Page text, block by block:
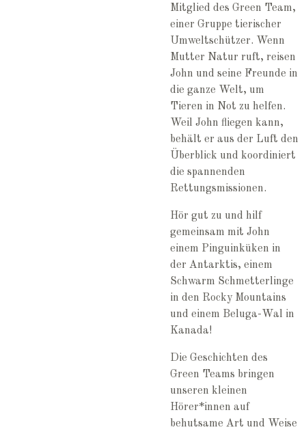
Mitglied des Green Team,
einer Gruppe tierischer
Umweltschützer. Wenn
Mutter Natur ruft, reisen
John und seine Freunde in
die ganze Welt, um
Tieren in Not zu helfen.
Weil John fliegen kann,
behält er aus der Luft den
Überblick und koordiniert
die spannenden
Rettungsmissionen.
Hör gut zu und hilf
gemeinsam mit John
einem Pinguinküken in
der Antarktis, einem
Schwarm Schmetterlinge
in den Rocky Mountains
und einem Beluga-Wal in
Kanada!
Die Geschichten des
Green Teams bringen
unseren kleinen
Hörer*innen auf
behutsame Art und Weise